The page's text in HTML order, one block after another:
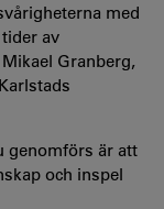
med
av
Granberg,
genomförs är att
och inspel